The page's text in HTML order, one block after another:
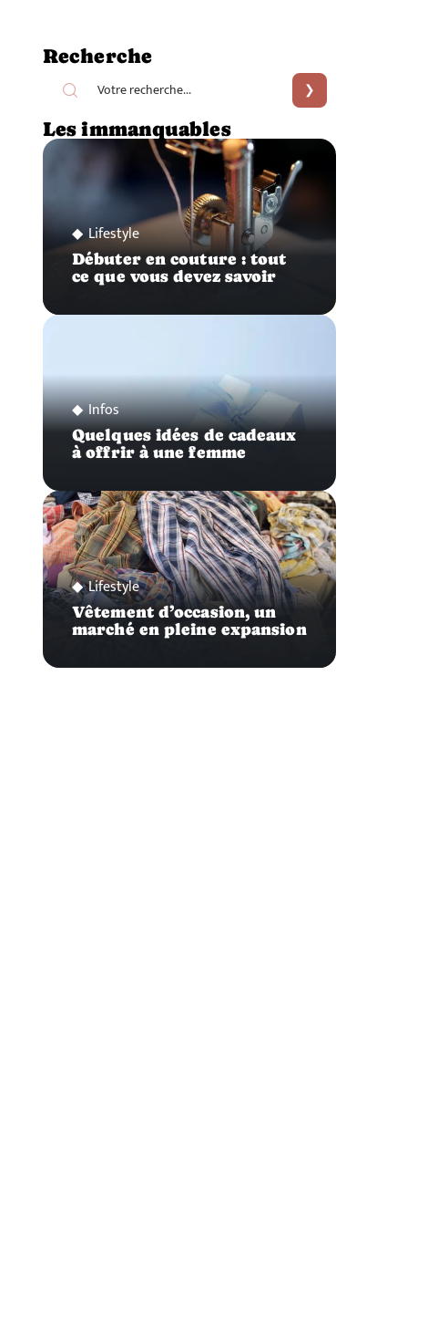
Recherche
Les immanquables
Lifestyle
Débuter en couture : tout
ce que vous devez savoir
Infos
Quelques idées de cadeaux
à offrir à une femme
Lifestyle
Vêtement d’occasion, un
marché en pleine expansion